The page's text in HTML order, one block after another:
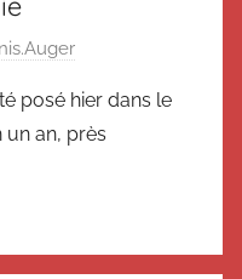
posé hier dans le
un an, près